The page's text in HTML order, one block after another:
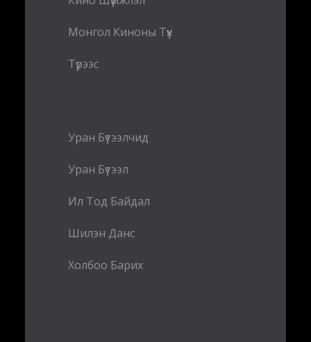
Монгол Киноны Түүх
Түрээс
Уран Бүтээлчид
Уран Бүтээл
Ил Тод Байдал
Шилэн Данс
Холбоо Барих